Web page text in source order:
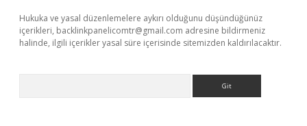
Hukuka ve yasal düzenlemelere aykırı olduğunu düşündüğünüz
içerikleri, backlinkpanelicomtr@gmail.com adresine bildirmeniz
halinde, ilgili içerikler yasal süre içerisinde sitemizden kaldırılacaktır.